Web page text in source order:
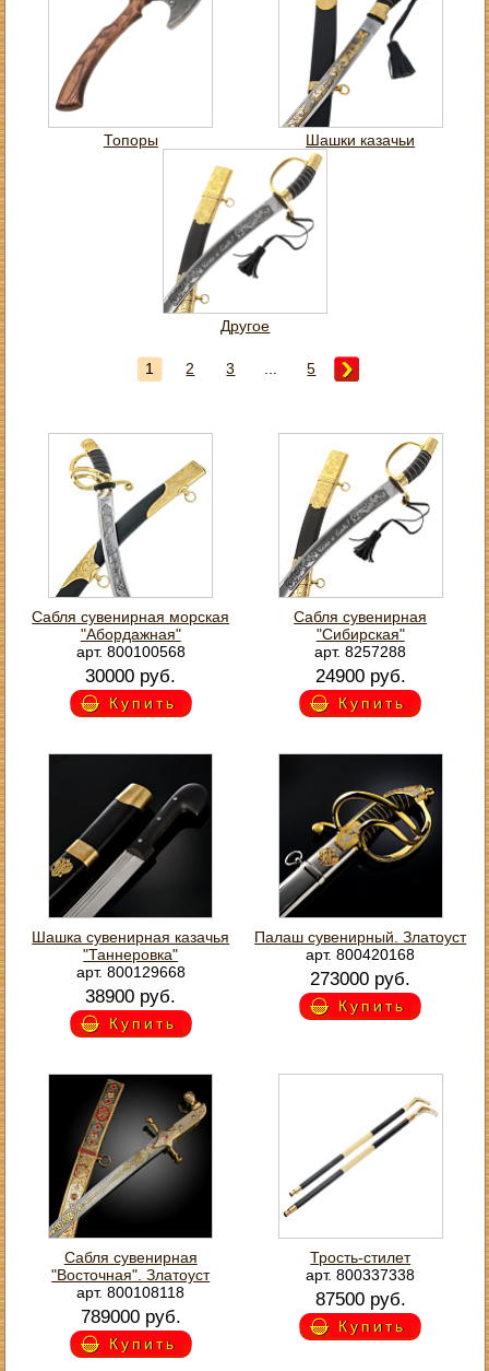
Топоры Шашки казачьи
Другое
1 2 3 5
Сабля сувенирная морская
"Абордажная"
арт. 800100568
30000 руб.
Купить
Сабля сувенирная
"Сибирская"
арт. 8257288
24900 руб.
Купить
Шашка сувенирная казачья
"Таннеровка"
арт. 800129668
38900 руб.
Купить
Палаш сувенирный. Златоуст
арт. 800420168
273000 руб.
Купить
Сабля сувенирная
"Восточная". Златоуст
арт. 800108118
789000 руб.
Купить
Трость-стилет
арт. 800337338
87500 руб.
Купить